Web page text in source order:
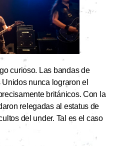
curioso. Las bandas de
nunca lograron el
británicos. Con la
relegadas al estatus de
del under. Tal es el caso